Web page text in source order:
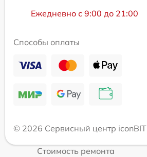
Ежедневно с 9:00 до 21:00
Способы оплаты
© 2026 Сервисный центр iconBIT
Стоимость ремонта